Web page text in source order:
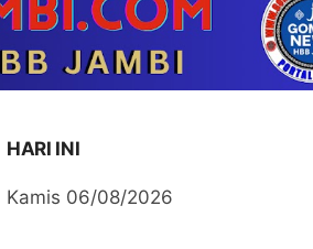
HARI INI
Kamis 06/08/2026